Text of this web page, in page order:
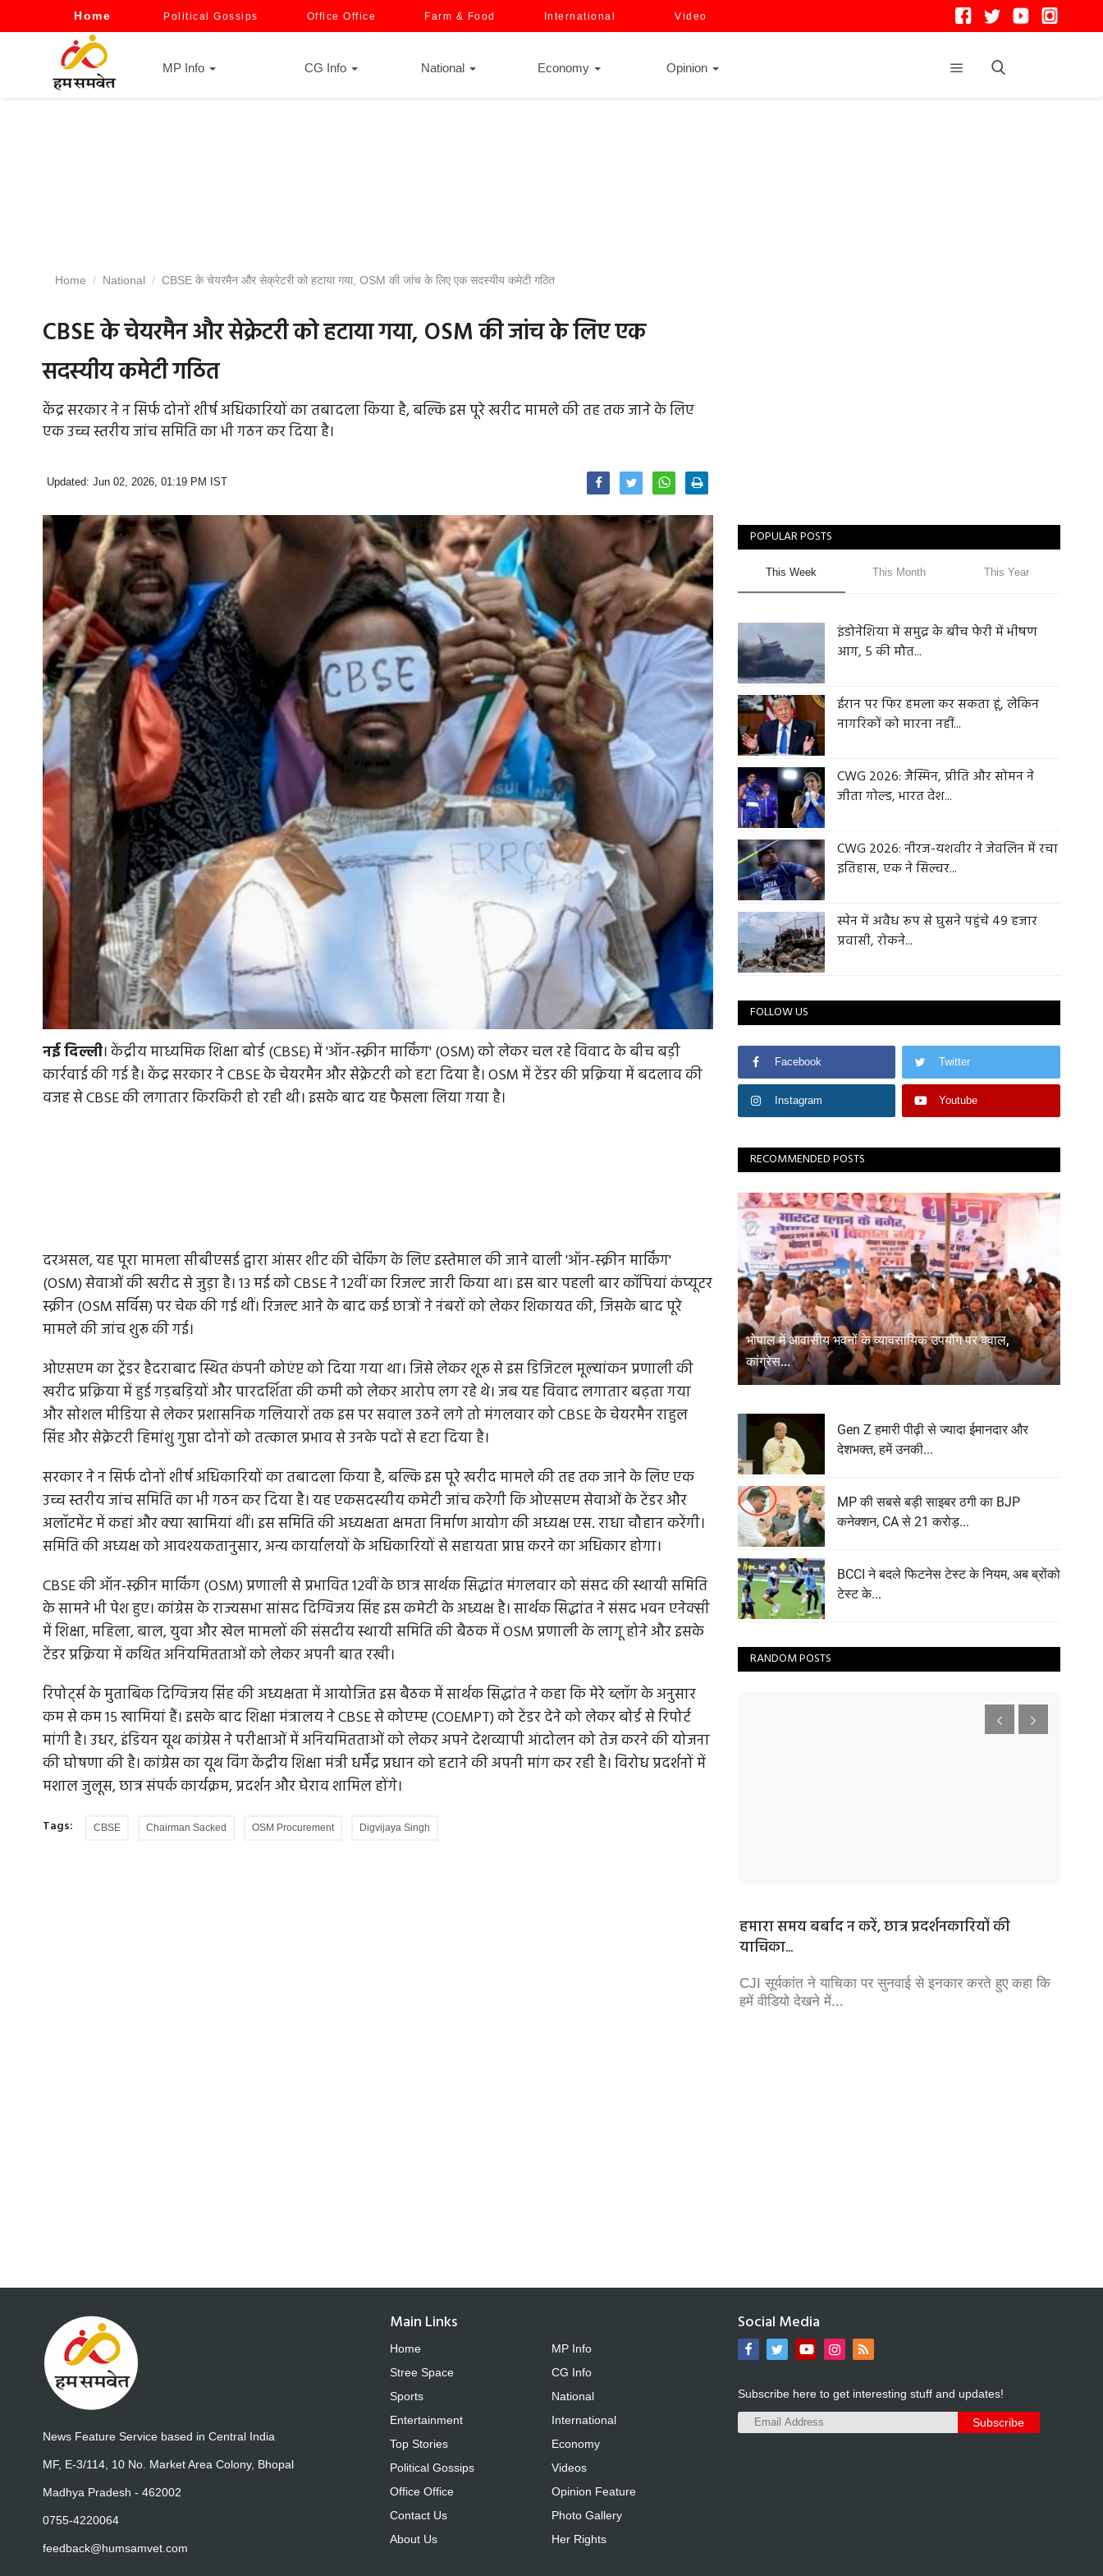
Home Political Gossips Office Office Farm & Food International Video
MP Info CG Info National Economy Opinion
Home National CBSE के चेयरमैन और सेक्रेटरी को हटाया गया, OSM की जांच के लिए एक सदस्यीय कमेटी गठित
CBSE के चेयरमैन और सेक्रेटरी को हटाया गया, OSM की जांच के लिए एक
सदस्यीय कमेटी गठित
केंद्र सरकार ने न सिर्फ दोनों शीर्ष अधिकारियों का तबादला किया है, बल्कि इस पूरे खरीद मामले की तह तक जाने के लिए
एक उच्च स्तरीय जांच समिति का भी गठन कर दिया है।
Updated: Jun 02, 2026, 01:19 PM IST
नईदिल्ली। केंद्रीय माध्यमिक शिक्षा बोर्ड (CBSE) में 'ऑन-स्क्रीन मार्किंग' (OSM) को लेकर चल रहे विवाद के बीच बड़ी
कार्रवाई की गई है। केंद्र सरकार ने CBSE के चेयरमैन और सेक्रेटरी को हटा दिया है। OSM में टेंडर की प्रक्रिया में बदलाव की
वजह से CBSE की लगातार किरकिरी हो रही थी। इसके बाद यह फैसला लिया गया है।
दरअसल, यह पूरा मामला सीबीएसई द्वारा आंसर शीट की चेकिंग के लिए इस्तेमाल की जाने वाली 'ऑन-स्क्रीन मार्किंग'
(OSM) सेवाओं की खरीद से जुड़ा है। 13 मई को CBSE ने 12वीं का रिजल्ट जारी किया था। इस बार पहली बार कॉपियां कंप्यूटर
स्क्रीन (OSM सर्विस) पर चेक की गई थीं। रिजल्ट आने के बाद कई छात्रों ने नंबरों को लेकर शिकायत की, जिसके बाद पूरे
मामले की जांच शुरू की गई।
ओएसएम का ट्रेंडर हैदराबाद स्थित कंपनी कोएंप्ट को दिया गया था। जिसे लेकर शूरू से इस डिजिटल मूल्यांकन प्रणाली की
खरीद प्रक्रिया में हुई गड़बड़ियों और पारदर्शिता की कमी को लेकर आरोप लग रहे थे। जब यह विवाद लगातार बढ़ता गया
और सोशल मीडिया से लेकर प्रशासनिक गलियारों तक इस पर सवाल उठने लगे तो मंगलवार को CBSE के चेयरमैन राहुल
सिंह और सेक्रेटरी हिमांशु गुप्ता दोनों को तत्काल प्रभाव से उनके पदों से हटा दिया है।
सरकार ने न सिर्फ दोनों शीर्ष अधिकारियों का तबादला किया है, बल्कि इस पूरे खरीद मामले की तह तक जाने के लिए एक
उच्च स्तरीय जांच समिति का भी गठन कर दिया है। यह एकसदस्यीय कमेटी जांच करेगी कि ओएसएम सेवाओं के टेंडर और
अलॉटमेंट में कहां और क्या खामियां थीं। इस समिति की अध्यक्षता क्षमता निर्माण आयोग की अध्यक्ष एस. राधा चौहान करेंगी।
समिति की अध्यक्ष को आवश्यकतानुसार, अन्य कार्यालयों के अधिकारियों से सहायता प्राप्त करने का अधिकार होगा।
CBSE की ऑन-स्क्रीन मार्किंग (OSM) प्रणाली से प्रभावित 12वीं के छात्र सार्थक सिद्धांत मंगलवार को संसद की स्थायी समिति
के सामने भी पेश हुए। कांग्रेस के राज्यसभा सांसद दिग्विजय सिंह इस कमेटी के अध्यक्ष है। सार्थक सिद्धांत ने संसद भवन एनेक्सी
में शिक्षा, महिला, बाल, युवा और खेल मामलों की संसदीय स्थायी समिति की बैठक में OSM प्रणाली के लागू होने और इसके
टेंडर प्रक्रिया में कथित अनियमितताओं को लेकर अपनी बात रखी।
रिपोर्ट्स के मुताबिक दिग्विजय सिंह की अध्यक्षता में आयोजित इस बैठक में सार्थक सिद्धांत ने कहा कि मेरे ब्लॉग के अनुसार
कम से कम 15 खामियां हैं। इसके बाद शिक्षा मंत्रालय ने CBSE से कोएम्प्ट (COEMPT) को टेंडर देने को लेकर बोर्ड से रिपोर्ट
मांगी है। उधर, इंडियन यूथ कांग्रेस ने परीक्षाओं में अनियमितताओं को लेकर अपने देशव्यापी आंदोलन को तेज करने की योजना
की घोषणा की है। कांग्रेस का यूथ विंग केंद्रीय शिक्षा मंत्री धर्मेंद्र प्रधान को हटाने की अपनी मांग कर रही है। विरोध प्रदर्शनों में
मशाल जुलूस, छात्र संपर्क कार्यक्रम, प्रदर्शन और घेराव शामिल होंगे।
Tags: CBSE Chairman Sacked OSM Procurement Digvijaya Singh
POPULAR POSTS
This Week This Month This Year
इंडोनेशिया में समुद्र के बीच फेरी में भीषण
आग, 5 की मौत...
ईरान पर फिर हमला कर सकता हूं, लेकिन
नागरिकों को मारना नहीं...
CWG 2026: जैस्मिन, प्रीति और सोमन ने
जीता गोल्ड, भारत देश...
CWG 2026: नीरज-यशवीर ने जेवलिन में रचा
इतिहास, एक ने सिल्वर...
स्पेन में अवैध रूप से घुसने पहुंचे 49 हजार
प्रवासी, रोकने...
FOLLOW US
Facebook Twitter
Instagram Youtube
RECOMMENDED POSTS
भोपाल में आवासीय भवनों के व्यावसायिक उपयोग पर बवाल,
कांग्रेस...
Gen Z हमारी पीढ़ी से ज्यादा ईमानदार और
देशभक्त, हमें उनकी...
MP की सबसे बड़ी साइबर ठगी का BJP
कनेक्शन, CA से 21 करोड़...
BCCI ने बदले फिटनेस टेस्ट के नियम, अब ब्रोंको
टेस्ट के...
RANDOM POSTS
हमारा समय बर्बाद न करें, छात्र प्रदर्शनकारियों की
याचिका...
CJI सूर्यकांत ने याचिका पर सुनवाई से इनकार करते हुए कहा कि
हमें वीडियो देखने में...
News Feature Service based in Central India
MF, E-3/114, 10 No. Market Area Colony, Bhopal
Madhya Pradesh - 462002
0755-4220064
feedback@humsamvet.com
Main Links
Home
Stree Space
Sports
Entertainment
Top Stories
Political Gossips
Office Office
Contact Us
About Us
MP Info
CG Info
National
International
Economy
Videos
Opinion Feature
Photo Gallery
Her Rights
Social Media
Subscribe here to get interesting stuff and updates!